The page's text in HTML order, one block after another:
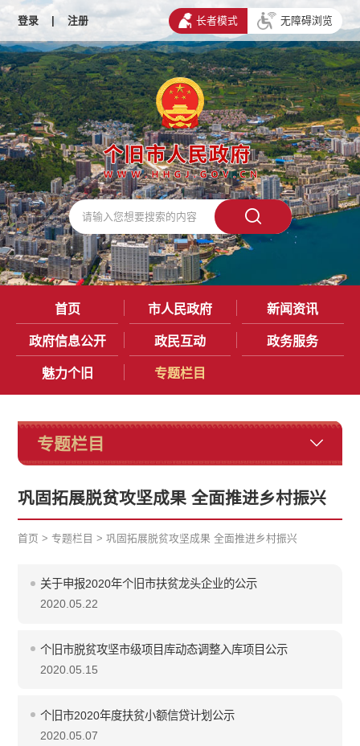
登录 | 注册 长者模式 无障碍浏览
首页 市人民政府 新闻资讯
政府信息公开 政民互动 政务服务
魅力个旧 专题栏目
专题栏目
巩固拓展脱贫攻坚成果 全面推进乡村振兴
首页 >专题栏目 >巩固拓展脱贫攻坚成果 全面推进乡村振兴
关于申报2020年个旧市扶贫龙头企业的公示
2020.05.22
个旧市脱贫攻坚市级项目库动态调整入库项目公示
2020.05.15
个旧市2020年度扶贫小额信贷计划公示
2020.05.07